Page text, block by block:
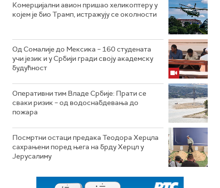
Комерцијални авион пришао хеликоптеру у
којем је био Трамп, истражују се околности
Од Сомалије до Мексика – 160 студената
учи језик и у Србији гради своју академску
будућност
Оперативни тим Владе Србије: Прати се
сваки ризик – од водоснабдевања до
пожара
Посмртни остаци предака Теодора Херцла
сахрањени поред њега на брду Херцл у
Јерусалиму